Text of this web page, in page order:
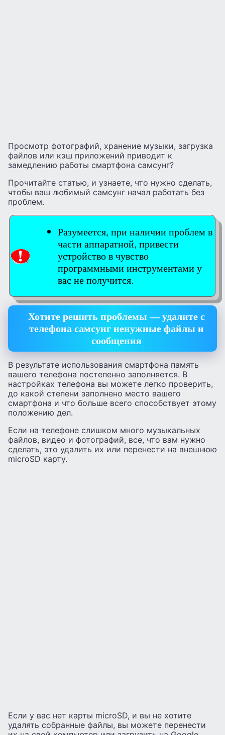
Просмотр фотографий, хранение музыки, загрузка
файлов или кэш приложений приводит к
замедлению работы смартфона самсунг?
Прочитайте статью, и узнаете, что нужно сделать,
чтобы ваш любимый самсунг начал работать без
проблем.
Разумеется, при наличии проблем в
части аппаратной, привести
устройство в чувство
программными инструментами у
вас не получится.
Хотите решить проблемы — удалите с
телефона самсунг ненужные файлы и
сообщения
В результате использования смартфона память
вашего телефона постепенно заполняется. В
настройках телефона вы можете легко проверить,
до какой степени заполнено место вашего
смартфона и что больше всего способствует этому
положению дел.
Если на телефоне слишком много музыкальных
файлов, видео и фотографий, все, что вам нужно
сделать, это удалить их или перенести на внешнюю
microSD карту.
Если у вас нет карты microSD, и вы не хотите
удалять собранные файлы, вы можете перенести